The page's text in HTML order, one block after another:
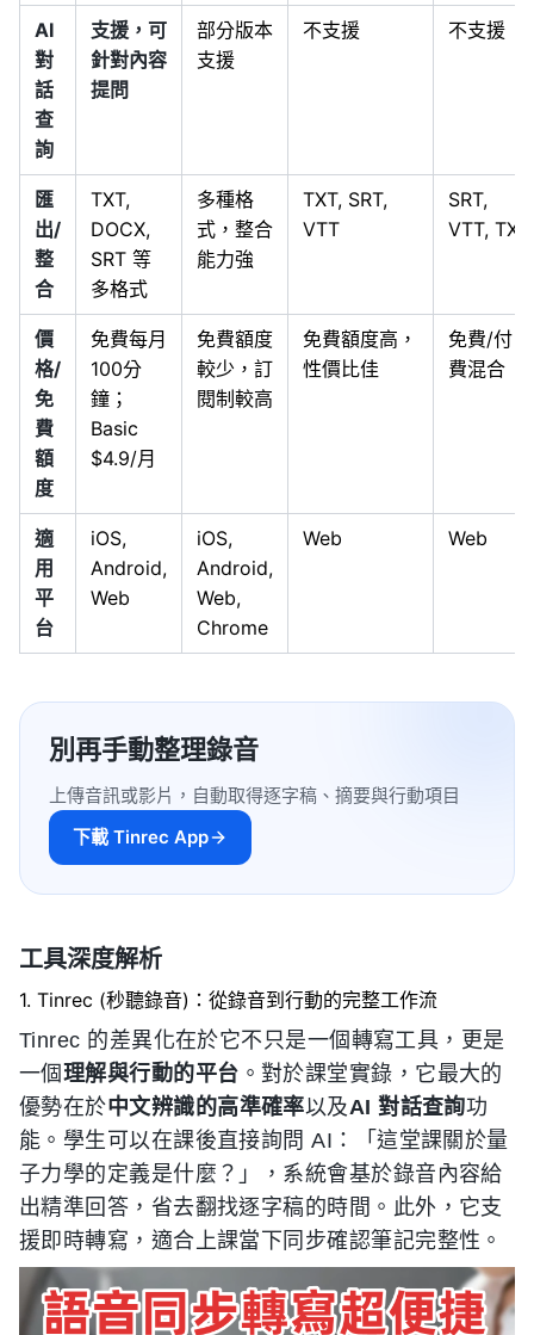
AI
對
話
查
詢
支援，可
針對內容
提問
部分版本
支援
不支援 不支援
匯
出/
整
合
TXT,
DOCX,
SRT 等
多格式
多種格
式，整合
能力強
TXT, SRT,
VTT
SRT,
VTT, TXT
價
格/
免
費
額
度
免費每月
100分
鐘；
Basic
$4.9/月
免費額度
較少，訂
閱制較高
免費額度高，
性價比佳
免費/付
費混合
適
用
平
台
iOS,
Android,
Web
iOS,
Android,
Web,
Chrome
Web Web
別再手動整理錄音
上傳音訊或影片，自動取得逐字稿、摘要與行動項目
下載 Tinrec App
工具深度解析
1. Tinrec (秒聽錄音)：從錄音到行動的完整工作流
Tinrec 的差異化在於它不只是一個轉寫工具，更是
一個理解與行動的平台 。對於課堂實錄，它最大的
優勢在於中文辨識的高準確率以及AI 對話查詢功
能。學生可以在課後直接詢問 AI：「這堂課關於量
子力學的定義是什麼？」，系統會基於錄音內容給
出精準回答，省去翻找逐字稿的時間。此外，它支
援即時轉寫，適合上課當下同步確認筆記完整性。